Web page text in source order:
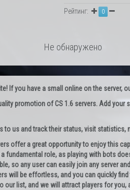
Рейтинг:
0
Не обнаружено
If you have a small online on the server,
promotion of CS 1.6 servers. Add
to us and track their status, visit statistics,
offer a great opportunity to enjoy this
a fundamental role, as playing with bots
so any user can easily join any server
will be effortless, and you can quickly
our list, and we will attract players for